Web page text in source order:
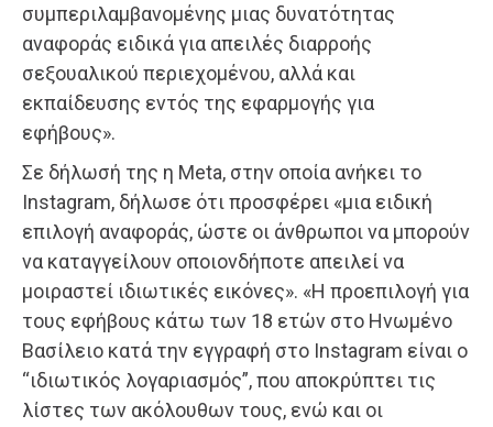
συμπεριλαμβανομένης μιας δυνατότητας
αναφοράς ειδικά για απειλές διαρροής
σεξουαλικού περιεχομένου, αλλά και
εκπαίδευσης εντός της εφαρμογής για
εφήβους».
Σε δήλωσή της η Meta, στην οποία ανήκει το
Instagram, δήλωσε ότι προσφέρει «μια ειδική
επιλογή αναφοράς, ώστε οι άνθρωποι να μπορούν
να καταγγείλουν οποιονδήποτε απειλεί να
μοιραστεί ιδιωτικές εικόνες». «Η προεπιλογή για
τους εφήβους κάτω των 18 ετών στο Ηνωμένο
Βασίλειο κατά την εγγραφή στο Instagram είναι ο
“ιδιωτικός λογαριασμός”, που αποκρύπτει τις
λίστες των ακόλουθων τους, ενώ και οι